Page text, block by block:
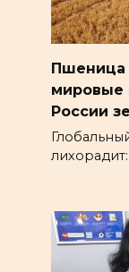
Пшеница
мировые
России